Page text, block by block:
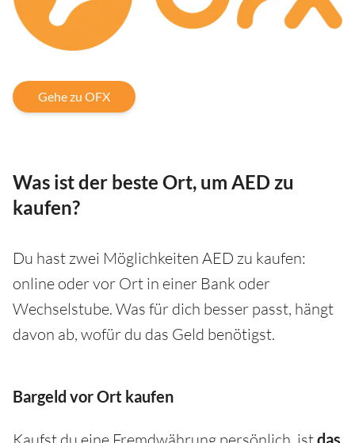
Gehe zu OFX
Was ist der beste Ort, um AED zu
kaufen?
Du hast zwei Möglichkeiten AED zu kaufen:
online oder vor Ort in einer Bank oder
Wechselstube. Was für dich besser passt, hängt
davon ab, wofür du das Geld benötigst.
Bargeld vor Ort kaufen
das